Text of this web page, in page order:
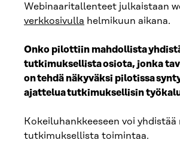
Webinaaritallenteet julkaistaan
verkkosivulla helmikuun aikana.
Onko pilottiin mahdollista
tutkimuksellista osiota, jonka
on tehdä näkyväksi pilotissa
ajattelua tutkimuksellisin
Kokeiluhankkeeseen voi yhdistää
tutkimuksellista toimintaa.